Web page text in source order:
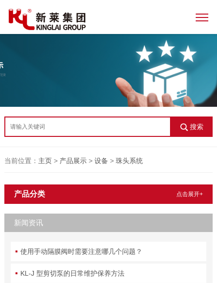
搜索
当前位置： 主页> 产品展示> 设备 > 珠头系统
产品分类 点击展开+
新闻资讯
使用手动隔膜阀时需要注意哪几个问题？
KL-J 型剪切泵的日常维护保养方法